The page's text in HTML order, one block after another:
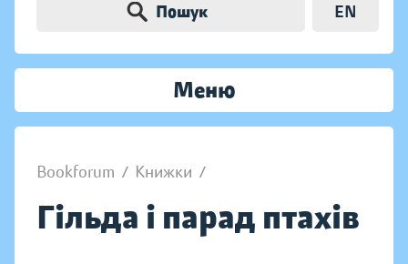
Пошук EN
Меню
Bookforum / Книжки /
Гільда і парад птахів